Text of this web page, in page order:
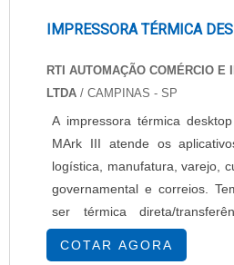
IMPRESSORA TÉRMICA
RTI AUTOMAÇÃO COMÉRCIO E
LTDA / CAMPINAS - SP
A impressora térmica
MArk III atende os
logística, manufatura, varejo,
governamental e correios.
ser térmica direta/
impressora térmica desktop
quatro modelos distintos:
COTAR AGORA